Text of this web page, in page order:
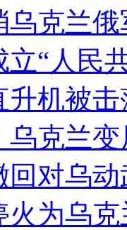
乌克兰
“人民
机被
乌克兰
回对乌
火为乌